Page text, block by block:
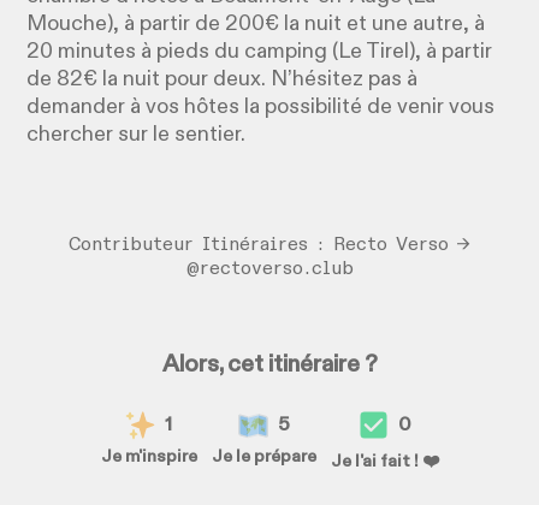
Mouche), à partir de 200€ la nuit et une autre, à
20 minutes à pieds du camping (Le Tirel), à partir
de 82€ la nuit pour deux. N’hésitez pas à
demander à vos hôtes la possibilité de venir vous
chercher sur le sentier.
Contributeur Itinéraires : Recto Verso →
@rectoverso.club